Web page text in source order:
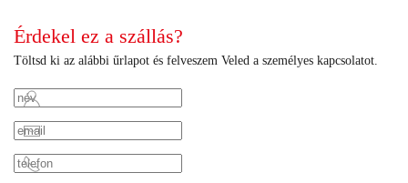
Érdekel ez a szállás?
Töltsd ki az alábbi űrlapot és felveszem Veled a személyes kapcsolatot.